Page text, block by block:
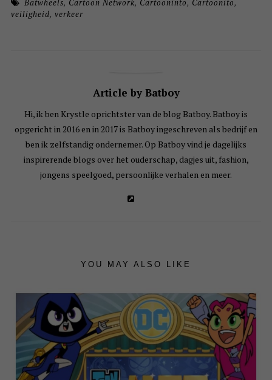
Batwheels, Cartoon Network, Cartooninto, Cartoonito,
veiligheid, verkeer
Article by Batboy
Hi, ik ben Krystle oprichtster van de blog Batboy. Batboy is
opgericht in 2016 en in 2017 is Batboy ingeschreven als bedrijf en
ben ik zelfstandig ondernemer. Op Batboy vind je dagelijks
inspirerende blogs over het ouderschap, dagjes uit, fashion,
jongens speelgoed, persoonlijke verhalen en meer.
YOU MAY ALSO LIKE